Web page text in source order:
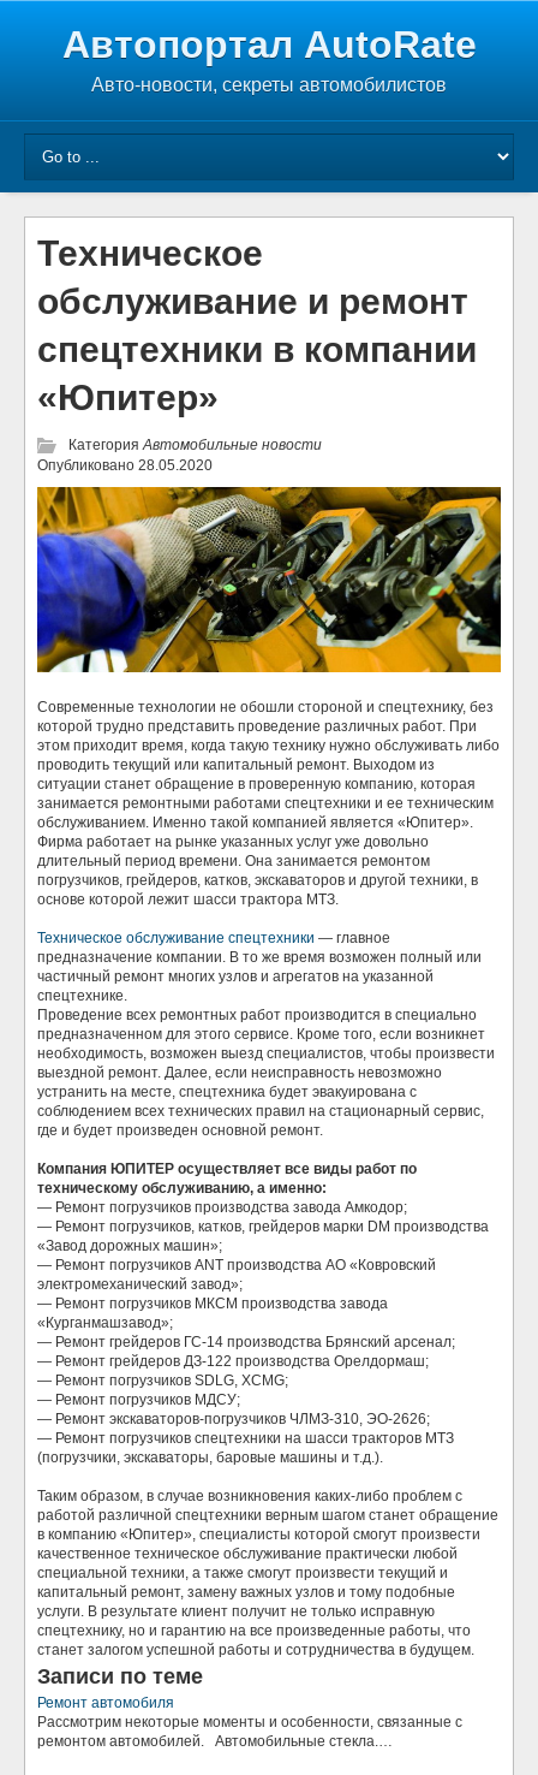
Автопортал AutoRate
Авто-новости, секреты автомобилистов
Техническое
обслуживание и ремонт
спецтехники в компании
«Юпитер»
КатегорияАвтомобильные новости
Опубликовано 28.05.2020
Современные технологии не обошли стороной и спецтехнику, без
которой трудно представить проведение различных работ. При
этом приходит время, когда такую технику нужно обслуживать либо
проводить текущий или капитальный ремонт. Выходом из
ситуации станет обращение в проверенную компанию, которая
занимается ремонтными работами спецтехники и ее техническим
обслуживанием. Именно такой компанией является «Юпитер».
Фирма работает на рынке указанных услуг уже довольно
длительный период времени. Она занимается ремонтом
погрузчиков, грейдеров, катков, экскаваторов и другой техники, в
основе которой лежит шасси трактора МТЗ.
Техническое обслуживание спецтехники — главное
предназначение компании. В то же время возможен полный или
частичный ремонт многих узлов и агрегатов на указанной
спецтехнике.
Проведение всех ремонтных работ производится в специально
предназначенном для этого сервисе. Кроме того, если возникнет
необходимость, возможен выезд специалистов, чтобы произвести
выездной ремонт. Далее, если неисправность невозможно
устранить на месте, спецтехника будет эвакуирована с
соблюдением всех технических правил на стационарный сервис,
где и будет произведен основной ремонт.
Компания ЮПИТЕР осуществляет все виды работ по
техническому обслуживанию, а именно:
— Ремонт погрузчиков производства завода Амкодор;
— Ремонт погрузчиков, катков, грейдеров марки DM производства
«Завод дорожных машин»;
— Ремонт погрузчиков ANT производства АО «Ковровский
электромеханический завод»;
— Ремонт погрузчиков МКСМ производства завода
«Курганмашзавод»;
— Ремонт грейдеров ГС-14 производства Брянский арсенал;
— Ремонт грейдеров ДЗ-122 производства Орелдормаш;
— Ремонт погрузчиков SDLG, XCMG;
— Ремонт погрузчиков МДСУ;
— Ремонт экскаваторов-погрузчиков ЧЛМЗ-310, ЭО-2626;
— Ремонт погрузчиков спецтехники на шасси тракторов МТЗ
(погрузчики, экскаваторы, баровые машины и т.д.).
Таким образом, в случае возникновения каких-либо проблем с
работой различной спецтехники верным шагом станет обращение
в компанию «Юпитер», специалисты которой смогут произвести
качественное техническое обслуживание практически любой
специальной техники, а также смогут произвести текущий и
капитальный ремонт, замену важных узлов и тому подобные
услуги. В результате клиент получит не только исправную
спецтехнику, но и гарантию на все произведенные работы, что
станет залогом успешной работы и сотрудничества в будущем.
Записи по теме
Ремонт автомобиля
Рассмотрим некоторые моменты и особенности, связанные с
ремонтом автомобилей. Автомобильные стекла.…